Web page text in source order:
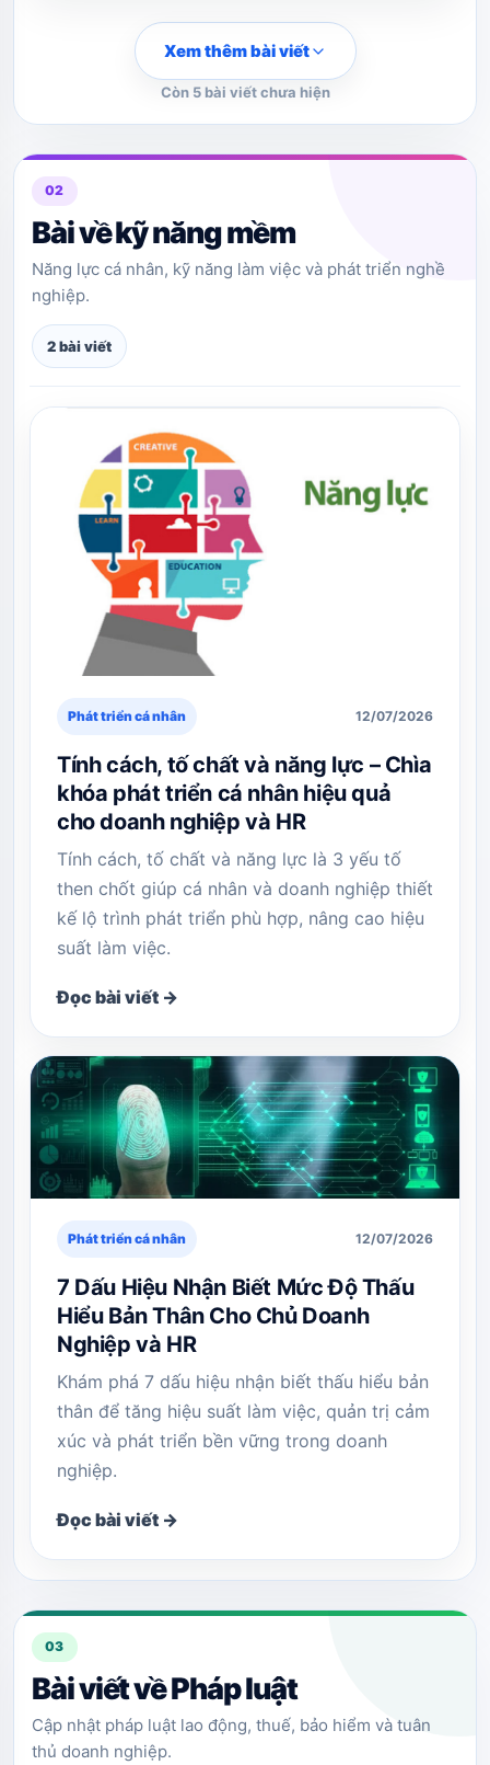
Xem thêm bài viết
Còn 5 bài viết chưa hiện
02
Bài về kỹ năng mềm
Năng lực cá nhân, kỹ năng làm việc và phát triển nghề
nghiệp.
2 bài viết
Phát triển cá nhân 12/07/2026
Tính cách, tố chất và năng lực – Chìa
khóa phát triển cá nhân hiệu quả
cho doanh nghiệp và HR
Tính cách, tố chất và năng lực là 3 yếu tố
then chốt giúp cá nhân và doanh nghiệp thiết
kế lộ trình phát triển phù hợp, nâng cao hiệu
suất làm việc.
Đọc bài viết →
Phát triển cá nhân 12/07/2026
7 Dấu Hiệu Nhận Biết Mức Độ Thấu
Hiểu Bản Thân Cho Chủ Doanh
Nghiệp và HR
Khám phá 7 dấu hiệu nhận biết thấu hiểu bản
thân để tăng hiệu suất làm việc, quản trị cảm
xúc và phát triển bền vững trong doanh
nghiệp.
Đọc bài viết →
03
Bài viết về Pháp luật
Cập nhật pháp luật lao động, thuế, bảo hiểm và tuân
thủ doanh nghiệp.